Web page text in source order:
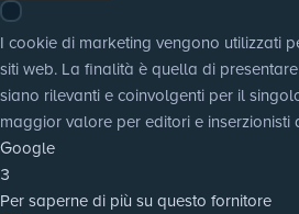
I cookie di marketing vengono utilizzati
siti web. La finalità è quella di
siano rilevanti e coinvolgenti per il
maggior valore per editori e inserzionisti
Google
3
Per saperne di più su questo fornitore